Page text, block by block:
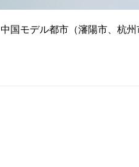
中国モデル都市（瀋陽市、杭